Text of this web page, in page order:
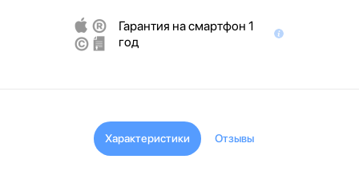
Гарантия на смартфон 1
год
Характеристики Отзывы